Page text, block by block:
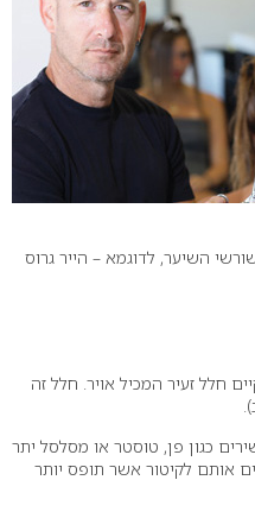
השיער, לדוגמא – הייר גרוס
חלל זעיר המכיל אויר. חלל זה
כגון פן, טוסטר או מסלסל יתר
אותם לקיטור אשר תופס יותר